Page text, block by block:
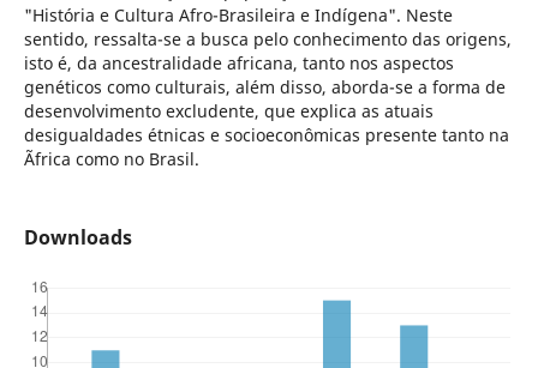
"História e Cultura Afro-Brasileira e Indígena". Neste
sentido, ressalta-se a busca pelo conhecimento das origens,
isto é, da ancestralidade africana, tanto nos aspectos
genéticos como culturais, além disso, aborda-se a forma de
desenvolvimento excludente, que explica as atuais
desigualdades étnicas e socioeconômicas presente tanto na
Ãfrica como no Brasil.
Downloads